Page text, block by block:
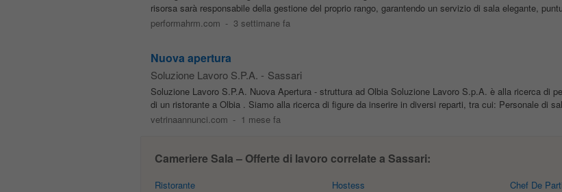
risorsa sarà responsabile della gestione del proprio rango, garantendo un servizio di sala elegante,
performahrm.com - 3 settimane fa
Nuova apertura
Soluzione Lavoro S.P.A. - Sassari
Soluzione Lavoro S.P.A. Nuova Apertura - struttura ad Olbia Soluzione Lavoro S.p.A. è alla ricerca di
di un ristorante a Olbia . Siamo alla ricerca di figure da inserire in diversi reparti, tra cui: Personale di
vetrinaannunci.com - 1 mese fa
Cameriere Sala – Offerte di lavoro correlate a Sassari:
Ristorante
Hostess
Chef De